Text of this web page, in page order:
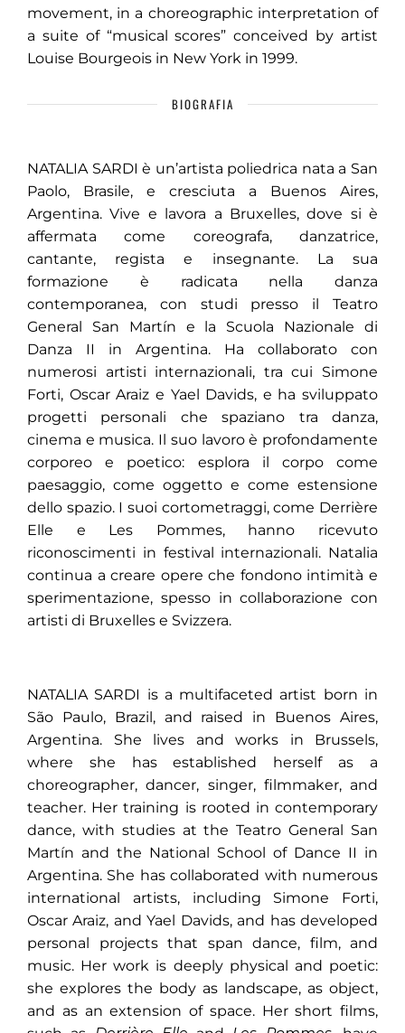
movement, in a choreographic interpretation of
a suite of “musical scores” conceived by artist
Louise Bourgeois in New York in 1999.
BIOGRAFIA
NATALIA SARDI è un’artista poliedrica nata a San
Paolo, Brasile, e cresciuta a Buenos Aires,
Argentina. Vive e lavora a Bruxelles, dove si è
affermata come coreografa, danzatrice,
cantante, regista e insegnante. La sua
formazione è radicata nella danza
contemporanea, con studi presso il Teatro
General San Martín e la Scuola Nazionale di
Danza II in Argentina. Ha collaborato con
numerosi artisti internazionali, tra cui Simone
Forti, Oscar Araiz e Yael Davids, e ha sviluppato
progetti personali che spaziano tra danza,
cinema e musica. Il suo lavoro è profondamente
corporeo e poetico: esplora il corpo come
paesaggio, come oggetto e come estensione
dello spazio. I suoi cortometraggi, come Derrière
Elle e Les Pommes, hanno ricevuto
riconoscimenti in festival internazionali. Natalia
continua a creare opere che fondono intimità e
sperimentazione, spesso in collaborazione con
artisti di Bruxelles e Svizzera.
NATALIA SARDI is a multifaceted artist born in
São Paulo, Brazil, and raised in Buenos Aires,
Argentina. She lives and works in Brussels,
where she has established herself as a
choreographer, dancer, singer, filmmaker, and
teacher. Her training is rooted in contemporary
dance, with studies at the Teatro General San
Martín and the National School of Dance II in
Argentina. She has collaborated with numerous
international artists, including Simone Forti,
Oscar Araiz, and Yael Davids, and has developed
personal projects that span dance, film, and
music. Her work is deeply physical and poetic:
she explores the body as landscape, as object,
and as an extension of space. Her short films,